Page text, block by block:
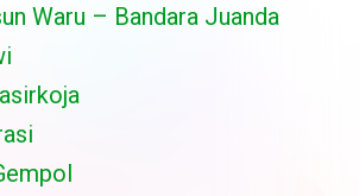
Waru – Bandara Juanda